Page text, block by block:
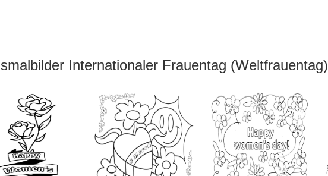
Internationaler Frauentag (Weltfrauentag)